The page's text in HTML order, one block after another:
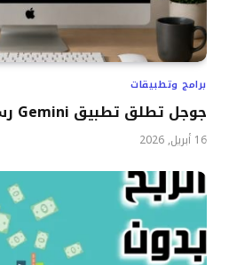
برامج وتطبيقات
جوجل تطلق تطبيق Gemini رسميًا لحواسيب ماك
16 أبريل, 2026